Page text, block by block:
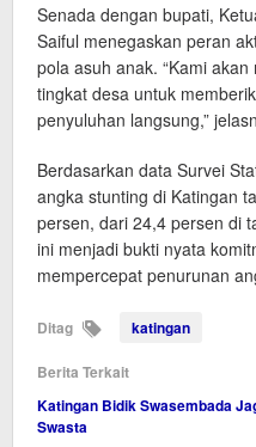
Senada dengan bupati,
Saiful menegaskan peran
pola asuh anak. “Kami
tingkat desa untuk
penyuluhan langsung,”
Berdasarkan data Survei
angka stunting di Katingan
persen, dari 24,4 persen di
ini menjadi bukti nyata
mempercepat penurunan
Ditag katingan
Berita Terkait
Katingan Bidik Swasembada
Swasta